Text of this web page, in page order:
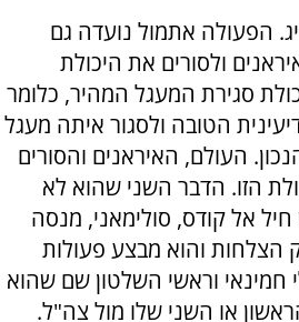
הפעולה אתמול נועדה גם
ולסורים את היכולת
סגירת המעגל המהיר, כלומר
הטובה ולסגור איתה מעגל
העולם, האיראנים והסורים
הזו. הדבר השני שהוא לא
אל קודס, סולימאני, מנסה
הצלחות והוא מבצע פעולות
חמינאי וראשי השלטון שם שהוא
או השני שלו מול צה"ל.